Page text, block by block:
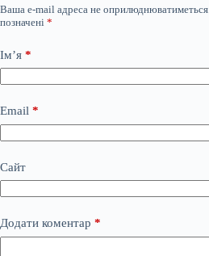
Ваша e-mail адреса не оприлюднюватиметься.
позначені *
Ім’я *
Email *
Сайт
Додати коментар *